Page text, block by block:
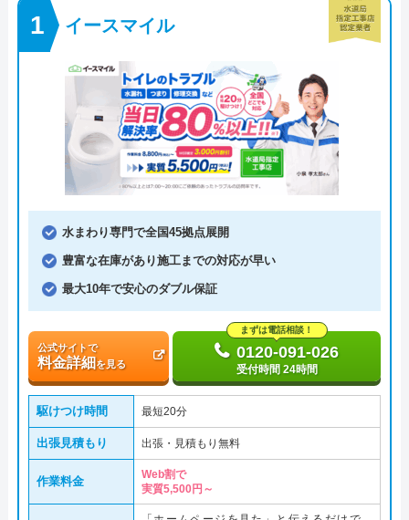
イースマイル
水まわり専門で全国45拠点展開
豊富な在庫があり施工までの対応が早い
最大10年で安心のダブル保証
公式サイトで
料金詳細を見る
まずは電話相談！
0120-091-026
受付時間 24時間
駆けつけ時間 最短20分
出張見積もり 出張・見積もり無料
作業料金
Web割で
実質5,500円～